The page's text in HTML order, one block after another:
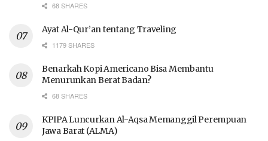
68 SHARES
Ayat Al-Qur’an tentang Traveling
1179 SHARES
Benarkah Kopi Americano Bisa Membantu
Menurunkan Berat Badan?
68 SHARES
KPIPA Luncurkan Al-Aqsa Memanggil Perempuan
Jawa Barat (ALMA)